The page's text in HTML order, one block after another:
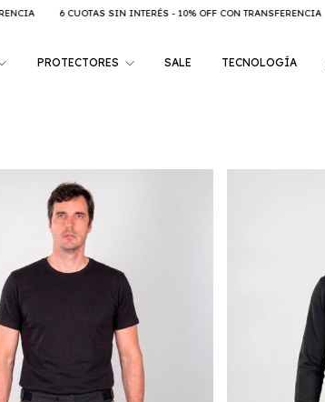
SIN INTERÉS - 10% OFF CON TRANSFERENCIA 6 CUOTAS
PROTECTORES SALE TECNOLOGÍA